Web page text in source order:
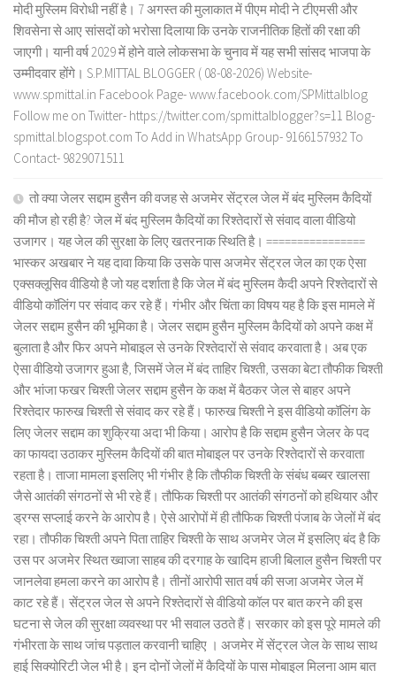
मोदी मुस्लिम विरोधी नहीं है। 7 अगस्त की मुलाकात में पीएम मोदी ने टीएमसी और
शिवसेना से आए सांसदों को भरोसा दिलाया कि उनके राजनीतिक हितों की रक्षा की
जाएगी। यानी वर्ष 2029 में होने वाले लोकसभा के चुनाव में यह सभी सांसद भाजपा के
उम्मीदवार होंगे। S.P.MITTAL BLOGGER ( 08-08-2026) Website-
www.spmittal.in Facebook Page- www.facebook.com/SPMittalblog
Follow me on Twitter- https://twitter.com/spmittalblogger?s=11 Blog-
spmittal.blogspot.com To Add in WhatsApp Group- 9166157932 To
Contact- 9829071511
तो क्या जेलर सद्दाम हुसैन की वजह से अजमेर सेंट्रल जेल में बंद मुस्लिम कैदियों
की मौज हो रही है? जेल में बंद मुस्लिम कैदियों का रिश्तेदारों से संवाद वाला वीडियो
उजागर। यह जेल की सुरक्षा के लिए खतरनाक स्थिति है। ================
भास्कर अखबार ने यह दावा किया कि उसके पास अजमेर सेंट्रल जेल का एक ऐसा
एक्सक्लूसिव वीडियो है जो यह दर्शाता है कि जेल में बंद मुस्लिम कैदी अपने रिश्तेदारों से
वीडियो कॉलिंग पर संवाद कर रहे हैं। गंभीर और चिंता का विषय यह है कि इस मामले में
जेलर सद्दाम हुसैन की भूमिका है। जेलर सद्दाम हुसैन मुस्लिम कैदियों को अपने कक्ष में
बुलाता है और फिर अपने मोबाइल से उनके रिश्तेदारों से संवाद करवाता है। अब एक
ऐसा वीडियो उजागर हुआ है, जिसमें जेल में बंद ताहिर चिश्ती, उसका बेटा तौफीक चिश्ती
और भांजा फखर चिश्ती जेलर सद्दाम हुसैन के कक्ष में बैठकर जेल से बाहर अपने
रिश्तेदार फारुख चिश्ती से संवाद कर रहे हैं। फारुख चिश्ती ने इस वीडियो कॉलिंग के
लिए जेलर सद्दाम का शुक्रिया अदा भी किया। आरोप है कि सद्दाम हुसैन जेलर के पद
का फायदा उठाकर मुस्लिम कैदियों की बात मोबाइल पर उनके रिश्तेदारों से करवाता
रहता है। ताजा मामला इसलिए भी गंभीर है कि तौफीक चिश्ती के संबंध बब्बर खालसा
जैसे आतंकी संगठनों से भी रहे हैं। तौफिक चिश्ती पर आतंकी संगठनों को हथियार और
ड्रग्स सप्लाई करने के आरोप है। ऐसे आरोपों में ही तौफिक चिश्ती पंजाब के जेलों में बंद
रहा। तौफीक चिश्ती अपने पिता ताहिर चिश्ती के साथ अजमेर जेल में इसलिए बंद है कि
उस पर अजमेर स्थित ख्वाजा साहब की दरगाह के खादिम हाजी बिलाल हुसैन चिश्ती पर
जानलेवा हमला करने का आरोप है। तीनों आरोपी सात वर्ष की सजा अजमेर जेल में
काट रहे हैं। सेंट्रल जेल से अपने रिश्तेदारों से वीडियो कॉल पर बात करने की इस
घटना से जेल की सुरक्षा व्यवस्था पर भी सवाल उठते हैं। सरकार को इस पूरे मामले की
गंभीरता के साथ जांच पड़ताल करवानी चाहिए । अजमेर में सेंट्रल जेल के साथ साथ
हाई सिक्योरिटी जेल भी है। इन दोनों जेलों में कैदियों के पास मोबाइल मिलना आम बात